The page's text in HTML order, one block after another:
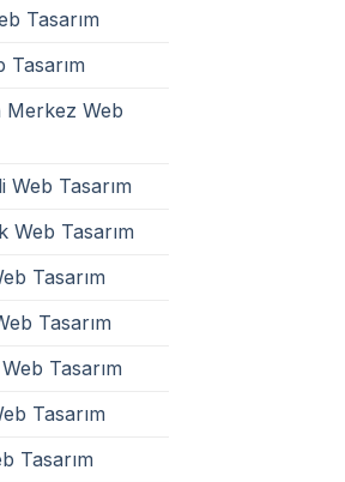
Tasarım
Tasarım
Merkez Web
Web Tasarım
Web Tasarım
Tasarım
Tasarım
Tasarım
Tasarım
Tasarım